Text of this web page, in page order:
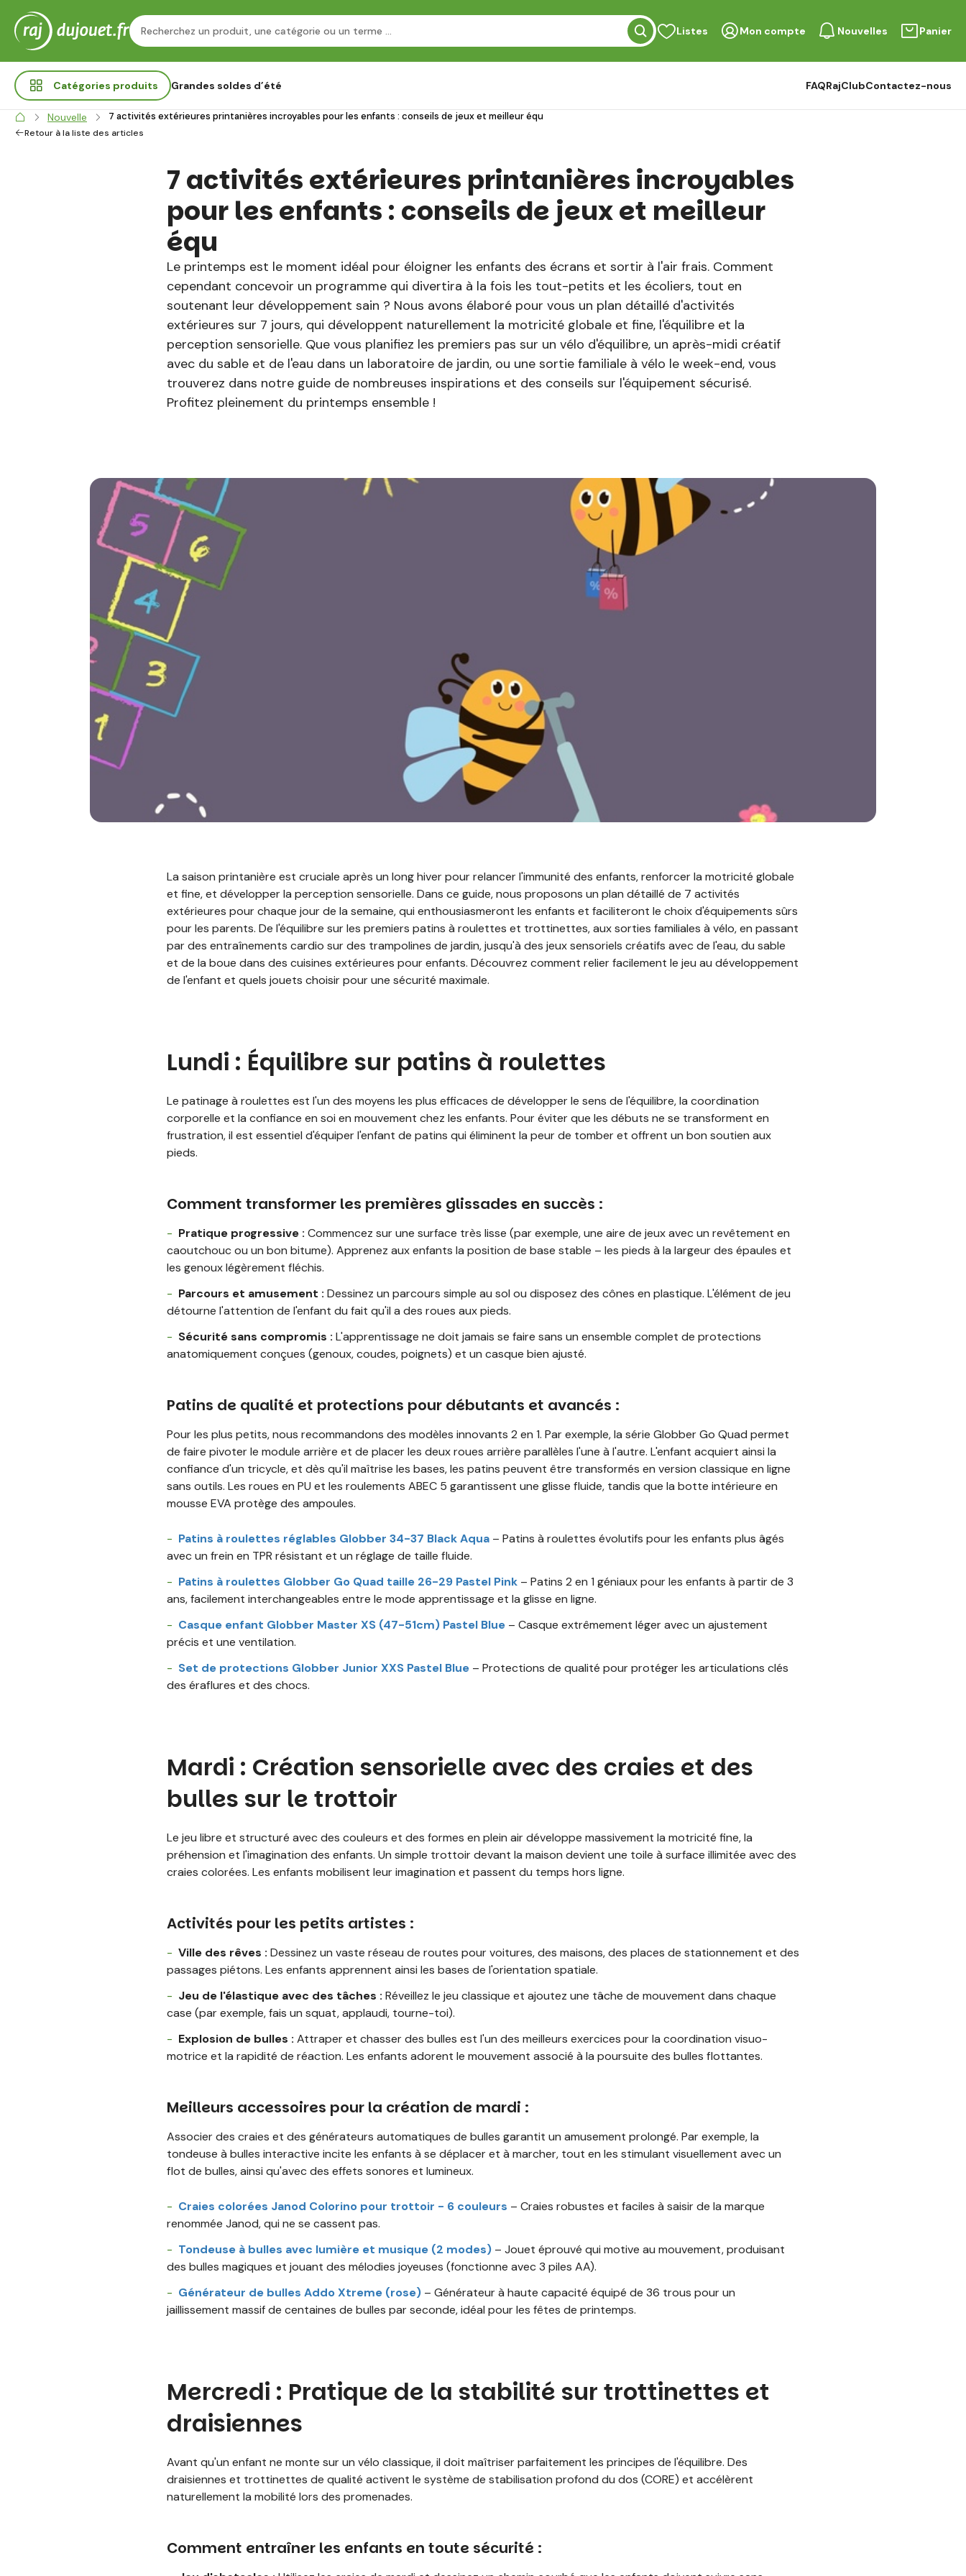
Listes Mon compte Nouvelles Panier
Catégories produits Grandes soldes d’été FAQRajClubContactez-nous
Nouvelle 7 activités extérieures printanières incroyables pour les enfants : conseils de jeux et meilleur équ
Retour à la liste des articles
7 activités extérieures printanières incroyables
pour les enfants : conseils de jeux et meilleur
équ
Le printemps est le moment idéal pour éloigner les enfants des écrans et sortir à l'air frais. Comment
cependant concevoir un programme qui divertira à la fois les tout-petits et les écoliers, tout en
soutenant leur développement sain ? Nous avons élaboré pour vous un plan détaillé d'activités
extérieures sur 7 jours, qui développent naturellement la motricité globale et fine, l'équilibre et la
perception sensorielle. Que vous planifiez les premiers pas sur un vélo d'équilibre, un après-midi créatif
avec du sable et de l'eau dans un laboratoire de jardin, ou une sortie familiale à vélo le week-end, vous
trouverez dans notre guide de nombreuses inspirations et des conseils sur l'équipement sécurisé.
Profitez pleinement du printemps ensemble !
La saison printanière est cruciale après un long hiver pour relancer l'immunité des enfants, renforcer la motricité globale
et fine, et développer la perception sensorielle. Dans ce guide, nous proposons un plan détaillé de 7 activités
extérieures pour chaque jour de la semaine, qui enthousiasmeront les enfants et faciliteront le choix d'équipements sûrs
pour les parents. De l'équilibre sur les premiers patins à roulettes et trottinettes, aux sorties familiales à vélo, en passant
par des entraînements cardio sur des trampolines de jardin, jusqu'à des jeux sensoriels créatifs avec de l'eau, du sable
et de la boue dans des cuisines extérieures pour enfants. Découvrez comment relier facilement le jeu au développement
de l'enfant et quels jouets choisir pour une sécurité maximale.
Lundi : Équilibre sur patins à roulettes
Le patinage à roulettes est l'un des moyens les plus efficaces de développer le sens de l'équilibre, la coordination
corporelle et la confiance en soi en mouvement chez les enfants. Pour éviter que les débuts ne se transforment en
frustration, il est essentiel d'équiper l'enfant de patins qui éliminent la peur de tomber et offrent un bon soutien aux
pieds.
Comment transformer les premières glissades en succès :
Pratique progressive : Commencez sur une surface très lisse (par exemple, une aire de jeux avec un revêtement en
caoutchouc ou un bon bitume). Apprenez aux enfants la position de base stable – les pieds à la largeur des épaules et
les genoux légèrement fléchis.
Parcours et amusement : Dessinez un parcours simple au sol ou disposez des cônes en plastique. L'élément de jeu
détourne l'attention de l'enfant du fait qu'il a des roues aux pieds.
Sécurité sans compromis : L'apprentissage ne doit jamais se faire sans un ensemble complet de protections
anatomiquement conçues (genoux, coudes, poignets) et un casque bien ajusté.
Patins de qualité et protections pour débutants et avancés :
Pour les plus petits, nous recommandons des modèles innovants 2 en 1. Par exemple, la série Globber Go Quad permet
de faire pivoter le module arrière et de placer les deux roues arrière parallèles l'une à l'autre. L'enfant acquiert ainsi la
confiance d'un tricycle, et dès qu'il maîtrise les bases, les patins peuvent être transformés en version classique en ligne
sans outils. Les roues en PU et les roulements ABEC 5 garantissent une glisse fluide, tandis que la botte intérieure en
mousse EVA protège des ampoules.
Patins à roulettes réglables Globber 34-37 Black Aqua – Patins à roulettes évolutifs pour les enfants plus âgés
avec un frein en TPR résistant et un réglage de taille fluide.
Patins à roulettes Globber Go Quad taille 26-29 Pastel Pink – Patins 2 en 1 géniaux pour les enfants à partir de 3
ans, facilement interchangeables entre le mode apprentissage et la glisse en ligne.
Casque enfant Globber Master XS (47-51cm) Pastel Blue – Casque extrêmement léger avec un ajustement
précis et une ventilation.
Set de protections Globber Junior XXS Pastel Blue – Protections de qualité pour protéger les articulations clés
des éraflures et des chocs.
Mardi : Création sensorielle avec des craies et des
bulles sur le trottoir
Le jeu libre et structuré avec des couleurs et des formes en plein air développe massivement la motricité fine, la
préhension et l'imagination des enfants. Un simple trottoir devant la maison devient une toile à surface illimitée avec des
craies colorées. Les enfants mobilisent leur imagination et passent du temps hors ligne.
Activités pour les petits artistes :
Ville des rêves : Dessinez un vaste réseau de routes pour voitures, des maisons, des places de stationnement et des
passages piétons. Les enfants apprennent ainsi les bases de l'orientation spatiale.
Jeu de l'élastique avec des tâches : Réveillez le jeu classique et ajoutez une tâche de mouvement dans chaque
case (par exemple, fais un squat, applaudi, tourne-toi).
Explosion de bulles : Attraper et chasser des bulles est l'un des meilleurs exercices pour la coordination visuo-
motrice et la rapidité de réaction. Les enfants adorent le mouvement associé à la poursuite des bulles flottantes.
Meilleurs accessoires pour la création de mardi :
Associer des craies et des générateurs automatiques de bulles garantit un amusement prolongé. Par exemple, la
tondeuse à bulles interactive incite les enfants à se déplacer et à marcher, tout en les stimulant visuellement avec un
flot de bulles, ainsi qu'avec des effets sonores et lumineux.
Craies colorées Janod Colorino pour trottoir - 6 couleurs – Craies robustes et faciles à saisir de la marque
renommée Janod, qui ne se cassent pas.
Tondeuse à bulles avec lumière et musique (2 modes) – Jouet éprouvé qui motive au mouvement, produisant
des bulles magiques et jouant des mélodies joyeuses (fonctionne avec 3 piles AA).
Générateur de bulles Addo Xtreme (rose) – Générateur à haute capacité équipé de 36 trous pour un
jaillissement massif de centaines de bulles par seconde, idéal pour les fêtes de printemps.
Mercredi : Pratique de la stabilité sur trottinettes et
draisiennes
Avant qu'un enfant ne monte sur un vélo classique, il doit maîtriser parfaitement les principes de l'équilibre. Des
draisiennes et trottinettes de qualité activent le système de stabilisation profond du dos (CORE) et accélèrent
naturellement la mobilité lors des promenades.
Comment entraîner les enfants en toute sécurité :